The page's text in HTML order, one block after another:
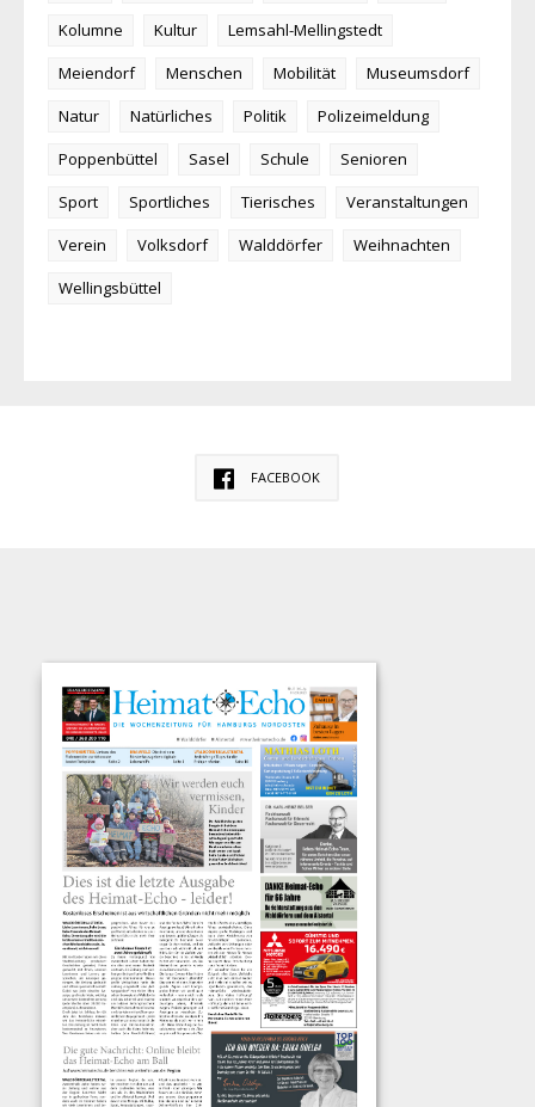
Kolumne
Kultur
Lemsahl-Mellingstedt
Meiendorf
Menschen Mobilität
Museumsdorf
Natur
Natürliches Politik
Polizeimeldung
Poppenbüttel
Sasel Schule
Senioren
Sport
Sportliches Tierisches
Veranstaltungen
Verein
Volksdorf Walddörfer
Weihnachten
Wellingsbüttel
FACEBOOK